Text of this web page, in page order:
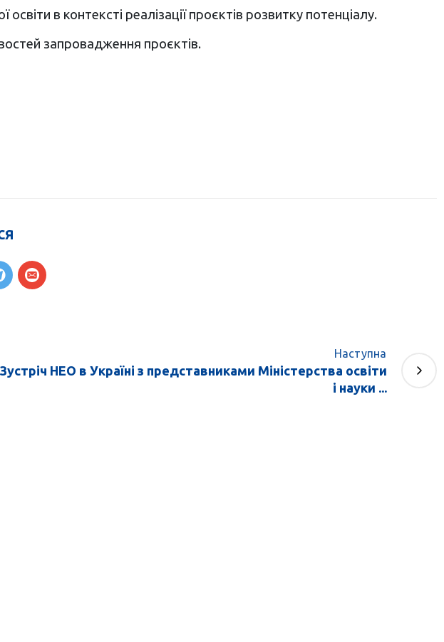
в контексті реалізації проєктів розвитку потенціалу.
запровадження проєктів.
Наступна
Зустріч НЕО в Україні з представниками Міністерства освіти
і науки ...